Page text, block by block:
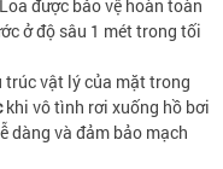
Loa được bảo vệ hoàn toàn
ở độ sâu 1 mét trong tối
trúc vật lý của mặt trong
khi vô tình rơi xuống hồ bơi
dàng và đảm bảo mạch